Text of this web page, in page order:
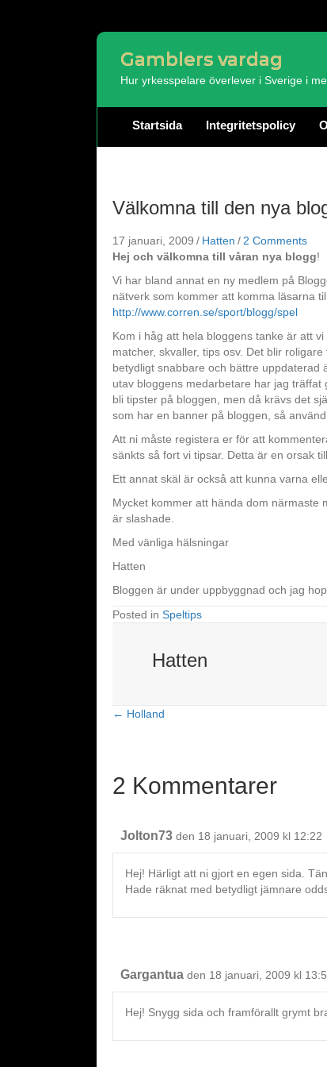
Gamblers vardag
Hur yrkesspelare överlever i Sverige i
Startsida Integritetspolicy
Välkomna till den nya
17 januari, 2009 / Hatten / 2 Comments
Hej och välkomna till våran nya blogg!
Vi har bland annat en ny medlem på
nätverk som kommer att komma läsarna
http://www.corren.se/sport/blogg/spel
Kom i håg att hela bloggens tanke är att
matcher, skvaller, tips osv. Det blir
betydligt snabbare och bättre uppdaterad
utav bloggens medarbetare har jag
bli tipster på bloggen, men då krävs det
som har en banner på bloggen, så
Att ni måste registera er för att
sänkts så fort vi tipsar. Detta är en orsak
Ett annat skäl är också att kunna varna
Mycket kommer att hända dom närmaste
är slashade.
Med vänliga hälsningar
Hatten
Bloggen är under uppbyggnad och jag
Posted in Speltips
Hatten
Posts
← Holland
2 Kommentarer
Jolton73 den 18 januari, 2009 kl 12:22
Hej! Härligt att ni gjort en egen sida.
Hade räknat med betydligt jämnare
Gargantua den 18 januari, 2009 kl
Hej! Snygg sida och framförallt grymt